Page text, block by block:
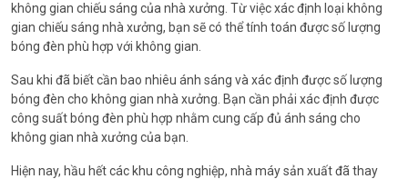
không gian chiếu sáng của nhà xưởng. Từ việc xác định loại không
gian chiếu sáng nhà xưởng, bạn sẽ có thể tính toán được số lượng
bóng đèn phù hợp với không gian.
Sau khi đã biết cần bao nhiêu ánh sáng và xác định được số lượng
bóng đèn cho không gian nhà xưởng. Bạn cần phải xác định được
công suất bóng đèn phù hợp nhằm cung cấp đủ ánh sáng cho
không gian nhà xưởng của bạn.
Hiện nay, hầu hết các khu công nghiệp, nhà máy sản xuất đã thay